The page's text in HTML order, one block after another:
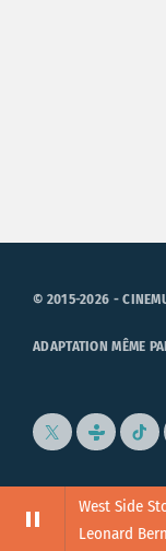
pause
West Side
Leonard
© 2015-2026 -
ADAPTATION MÊME